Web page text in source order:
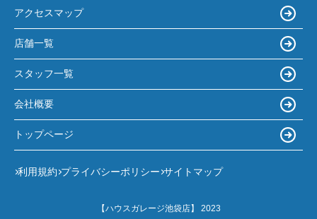
アクセスマップ
店舗一覧
スタッフ一覧
会社概要
トップページ
利用規約 プライバシーポリシー サイトマップ
【ハウスガレージ池袋店】 2023